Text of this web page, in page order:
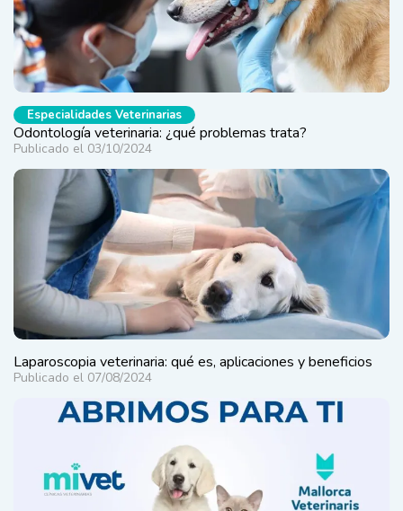
Especialidades Veterinarias
Odontología veterinaria: ¿qué problemas trata?
Publicado el 03/10/2024
Laparoscopia veterinaria: qué es, aplicaciones y beneficios
Publicado el 07/08/2024